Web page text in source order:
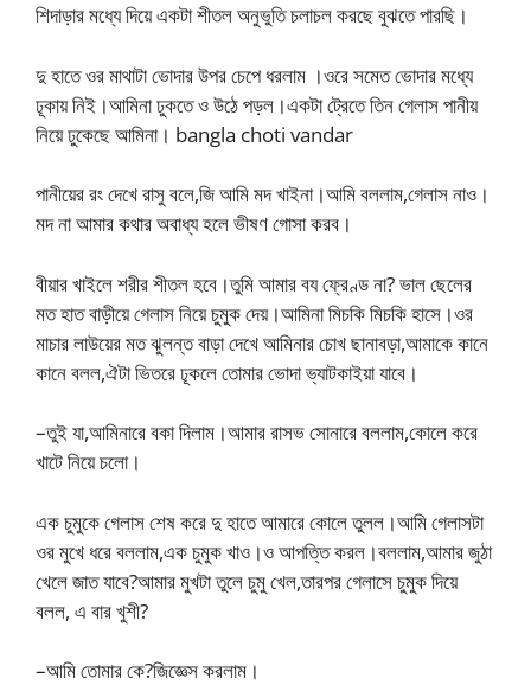
শিদাড়ার মধ্যে দিয়ে একটা শীতল অনুভুতি চলাচল করছে বুঝতে পারছি।
দু হাতে ওর মাথাটা ভোদার উপর চেপে ধরলাম ।ওরে সমেত ভোদার মধ্যে
ঢূকায় নিই।আমিনা ঢুকতে ও উঠে পড়ল।একটা ট্রেতে তিন গেলাস পানীয়
নিয়ে ঢুকেছে আমিনা। bangla choti vandar
পানীয়ের রং দেখে রাসু বলে,জি আমি মদ খাইনা।আমি বললাম,গেলাস নাও।
মদ না আমার কথার অবাধ্য হলে ভীষণ গোসা করব।
বীয়ার খাইলে শরীর শীতল হবে।তুমি আমার বয ফ্রেণ্ড না? ভাল ছেলের
মত হাত বাড়ীয়ে গেলাস নিয়ে চুমুক দেয়।আমিনা মিচকি মিচকি হাসে।ওর
মাচার লাউয়ের মত ঝুলন্ত বাড়া দেখে আমিনার চোখ ছানাবড়া,আমাকে কানে
কানে বলল,ঐটা ভিতরে ঢূকলে তোমার ভোদা ভ্যাটকাইয়া যাবে।
–তুই যা,আমিনারে বকা দিলাম।আমার রাসভ সোনারে বললাম,কোলে করে
খাটে নিয়ে চলো।
এক চুমুকে গেলাস শেষ করে দু হাতে আমারে কোলে তুলল।আমি গেলাসটা
ওর মুখে ধরে বললাম,এক চুমুক খাও।ও আপত্তি করল।বললাম,আমার জুঠা
খেলে জাত যাবে?আমার মুখটা তুলে চুমু খেল,তারপর গেলাসে চুমুক দিয়ে
বলল, এ বার খুশী?
–আমি তোমার কে?জিজ্ঞেস করলাম।